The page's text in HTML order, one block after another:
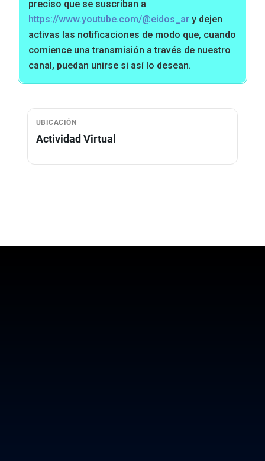
preciso que se suscriban a
https://www.youtube.com/@eidos_ar y dejen
activas las notificaciones de modo que, cuando
comience una transmisión a través de nuestro
canal, puedan unirse si así lo desean.
UBICACIÓN
Actividad Virtual